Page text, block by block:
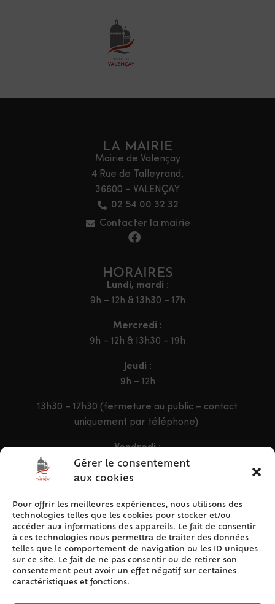
Gérer le consentement
aux cookies
Pour offrir les meilleures expériences, nous utilisons des
technologies telles que les cookies pour stocker et/ou
accéder aux informations des appareils. Le fait de consentir
à ces technologies nous permettra de traiter des données
telles que le comportement de navigation ou les ID uniques
sur ce site. Le fait de ne pas consentir ou de retirer son
consentement peut avoir un effet négatif sur certaines
caractéristiques et fonctions.
LA MAIRIE
Mairie de Valençay
4 Rue de Talleyrand,
36600 – VALENÇAY
02 54 00 32 32
Contacter la mairie
HORAIRES
Lundi, mardi :
9h – 12h & 13h30 – 17h
Mercredi :
9h – 12h & 13h30 – 19h
Jeudi :
9h – 12h
13h30 – 17h30 (fermeture au public – contact
uniquement par téléphone)
Vendredi :
9h – 12h & 13h30 – 16h30
ACCÈS RAPIDE
Accueil
Contact
Plan du site
Mentions légales